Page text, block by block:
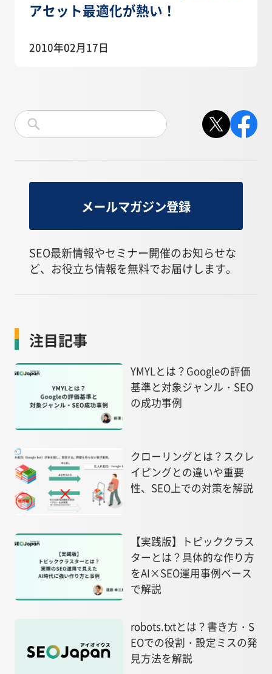
アセット最適化が熱い！
2010年02月17日
メールマガジン登録
SEO最新情報やセミナー開催のお知らせな
ど、お役立ち情報を無料でお届けします。
注目記事
YMYLとは？Googleの評価
基準と対象ジャンル・SEO
の成功事例
クローリングとは？スクレ
イピングとの違いや重要
性、SEO上での対策を解説
【実践版】トピッククラス
ターとは？具体的な作り方
をAI×SEO運用事例ベース
で解説
robots.txtとは？書き方・S
EOでの役割・設定ミスの発
見方法を解説